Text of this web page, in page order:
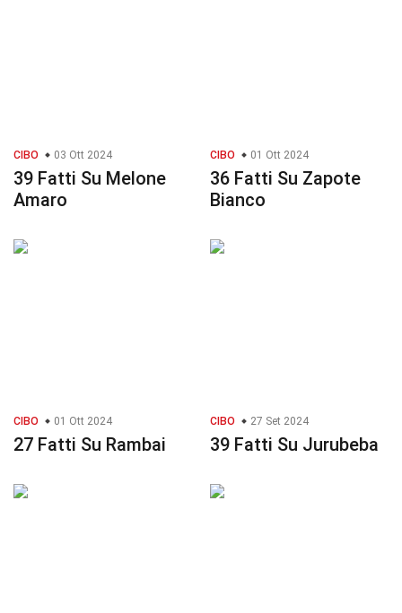
CIBO 03 Ott 2024
39 Fatti Su Melone
Amaro
CIBO 01 Ott 2024
36 Fatti Su Zapote
Bianco
CIBO 01 Ott 2024
27 Fatti Su Rambai
CIBO 27 Set 2024
39 Fatti Su Jurubeba